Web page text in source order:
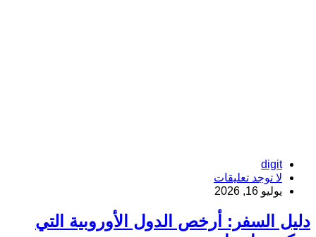
digit
لا توجد تعليقات
يوليو 16, 2026
دليل السفر: أرخص الدول الأوروبية التي